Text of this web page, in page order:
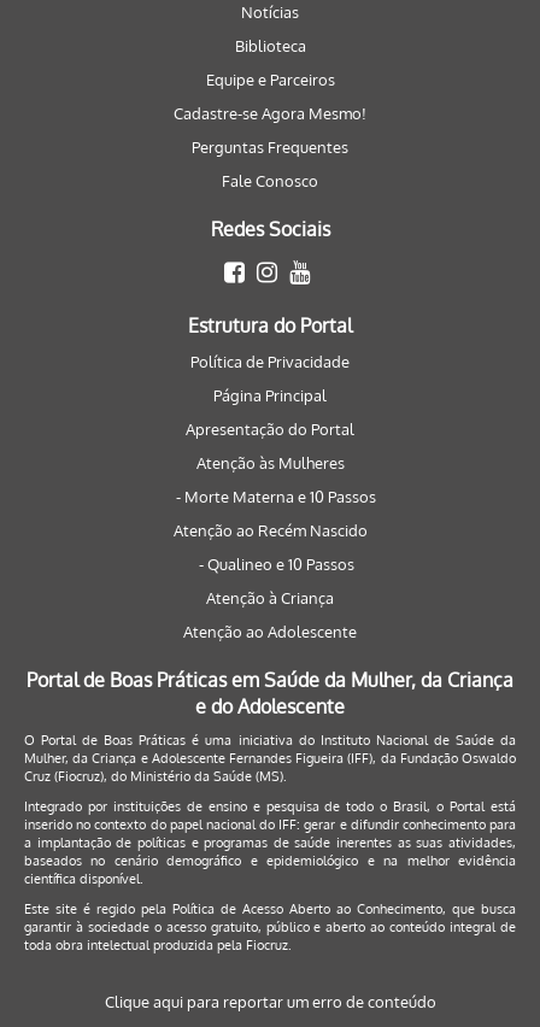
Notícias
Biblioteca
Equipe e Parceiros
Cadastre-se Agora Mesmo!
Perguntas Frequentes
Fale Conosco
Redes Sociais
Estrutura do Portal
Política de Privacidade
Página Principal
Apresentação do Portal
Atenção às Mulheres
- Morte Materna e 10 Passos
Atenção ao Recém Nascido
- Qualineo e 10 Passos
Atenção à Criança
Atenção ao Adolescente
Portal de Boas Práticas em Saúde da Mulher, da Criança
e do Adolescente
O Portal de Boas Práticas é uma iniciativa do Instituto Nacional de Saúde da
Mulher, da Criança e Adolescente Fernandes Figueira (IFF), da Fundação Oswaldo
Cruz (Fiocruz), do Ministério da Saúde (MS).
Integrado por instituições de ensino e pesquisa de todo o Brasil, o Portal está
inserido no contexto do papel nacional do IFF: gerar e difundir conhecimento para
a implantação de políticas e programas de saúde inerentes as suas atividades,
baseados no cenário demográfico e epidemiológico e na melhor evidência
científica disponível.
Este site é regido pela Política de Acesso Aberto ao Conhecimento, que busca
garantir à sociedade o acesso gratuito, público e aberto ao conteúdo integral de
toda obra intelectual produzida pela Fiocruz.
Clique aqui para reportar um erro de conteúdo